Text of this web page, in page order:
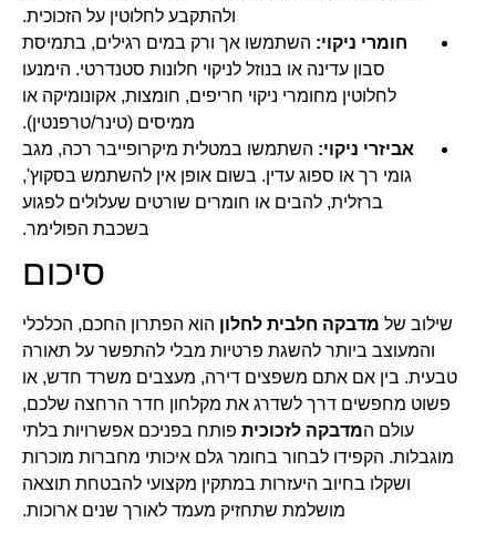
ולהתקבע לחלוטין על הזכוכית.
חומרי ניקוי: השתמשו אך ורק במים רגילים, בתמיסת
סבון עדינה או בנוזל לניקוי חלונות סטנדרטי. הימנעו
לחלוטין מחומרי ניקוי חריפים, חומצות, אקונומיקה או
ממיסים (טינר/טרפנטין).
אביזרי ניקוי: השתמשו במטלית מיקרופייבר רכה, מגב
גומי רך או ספוג עדין. בשום אופן אין להשתמש בסקוץ',
ברזלית, להבים או חומרים שורטים שעלולים לפגוע
בשכבת הפולימר.
סיכום
שילוב של מדבקה חלבית לחלון הוא הפתרון החכם, הכלכלי
והמעוצב ביותר להשגת פרטיות מבלי להתפשר על תאורה
טבעית. בין אם אתם משפצים דירה, מעצבים משרד חדש, או
פשוט מחפשים דרך לשדרג את מקלחון חדר הרחצה שלכם,
עולם המדבקה לזכוכית פותח בפניכם אפשרויות בלתי
מוגבלות. הקפידו לבחור בחומר גלם איכותי מחברות מוכרות
ושקלו בחיוב היעזרות במתקין מקצועי להבטחת תוצאה
מושלמת שתחזיק מעמד לאורך שנים ארוכות.